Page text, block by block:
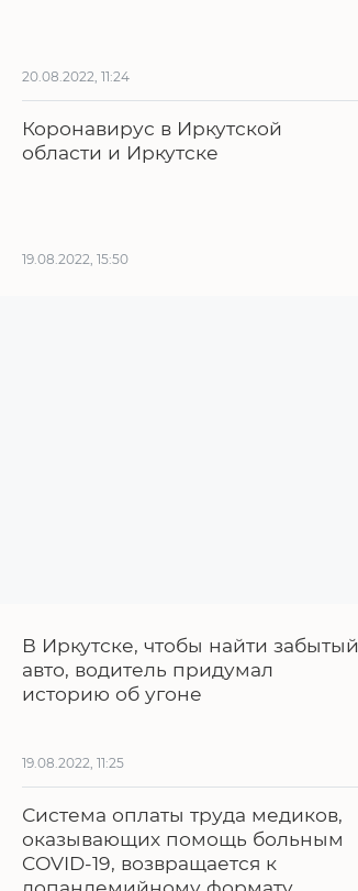
20.08.2022, 11:24
Коронавирус в Иркутской
области и Иркутске
19.08.2022, 15:50
В Иркутске, чтобы найти забытый
авто, водитель придумал
историю об угоне
19.08.2022, 11:25
Система оплаты труда медиков,
оказывающих помощь больным
COVID-19, возвращается к